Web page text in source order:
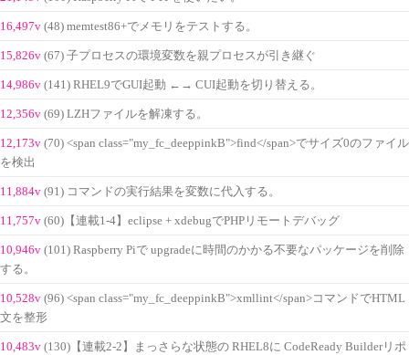
16,497v (48) memtest86+でメモリをテストする。
15,826v (67) 子プロセスの環境変数を親プロセスが引き継ぐ
14,986v (141) RHEL9でGUI起動 ←→ CUI起動を切り替える。
12,356v (69) LZHファイルを解凍する。
12,173v (70) <span class="my_fc_deeppinkB">find</span>でサイズ0のファイル
を検出
11,884v (91) コマンドの実行結果を変数に代入する。
11,757v (60)【連載1-4】eclipse + xdebugでPHPリモートデバッグ
10,946v (101) Raspberry Piで upgradeに時間のかかる不要なパッケージを削除
する。
10,528v (96) <span class="my_fc_deeppinkB">xmllint</span>コマンドでHTML
文を整形
10,483v (130)【連載2-2】まっさらな状態の RHEL8に CodeReady Builderリポ